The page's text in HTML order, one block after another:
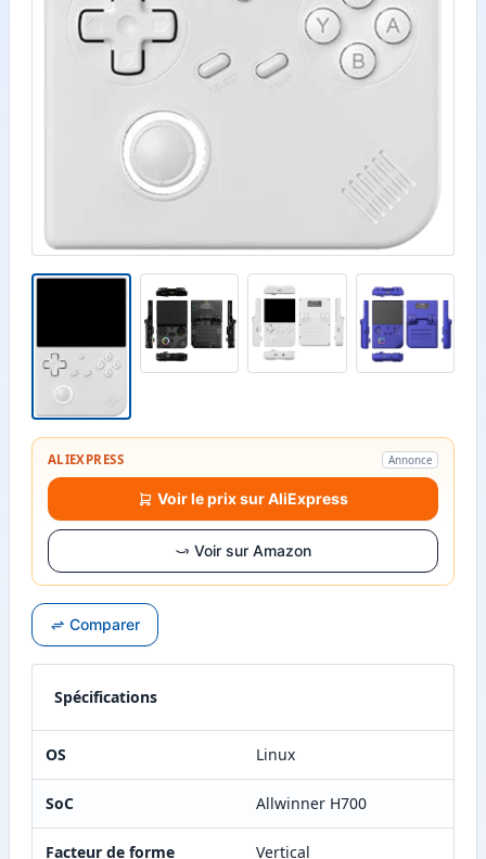
ALIEXPRESS Annonce
Voir le prix sur AliExpress
Voir sur Amazon
Comparer
Spécifications
OS Linux
SoC Allwinner H700
Facteur de forme Vertical